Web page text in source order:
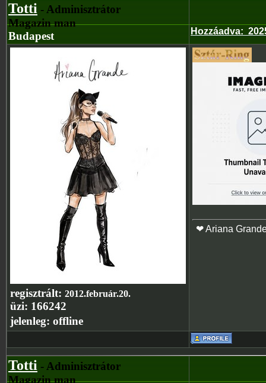
Totti- Adminisztrátor
Magazin man
Budapest
Hozzáadva:
regisztrált: 2012.február.20.
üzi: 166242
jelenleg: offline
❤ Ariana
Totti- Adminisztrátor
Magazin man